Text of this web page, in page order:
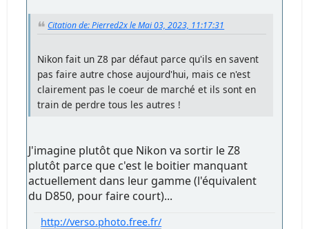
Citation de: Pierred2x le Mai 03, 2023, 11:17:31
Nikon fait un Z8 par défaut parce qu'ils en savent
pas faire autre chose aujourd'hui, mais ce n'est
clairement pas le coeur de marché et ils sont en
train de perdre tous les autres !
J'imagine plutôt que Nikon va sortir le Z8
plutôt parce que c'est le boitier manquant
actuellement dans leur gamme (l'équivalent
du D850, pour faire court)...
http://verso.photo.free.fr/